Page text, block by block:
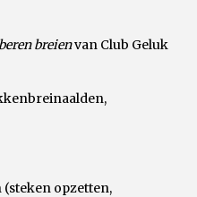
breienvan Club Geluk
opzetten,